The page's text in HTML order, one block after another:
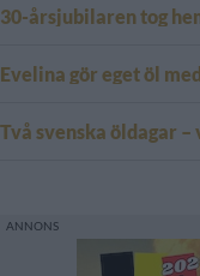
30-årsjubilaren tog
Evelina gör eget öl
Två svenska öldagar